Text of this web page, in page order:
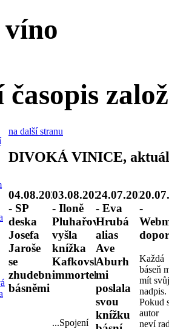
na další stranu
DIVOKÁ VINICE,
04.08.2026
- SP
deska
Josefa
Jaroše
se
zhudebněnými
básněmi
03.08.2026
- Iloně
Pluhařové
vyšla
knížka
Kafkovské
immortelly.
...Spojení
24.07.2026
- Eva
Hrubá
alias
Ave
Aburh
mi
poslala
svou
knížku
-
Každá
báseň
mít
nadpis.
Pokud
autor
neví